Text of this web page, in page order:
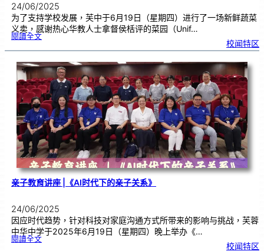
24/06/2025
为了支持学校发展，芙中于6月19日（星期四）进行了一场新鲜蔬菜
义卖，感谢热心华教人士拿督侯栝评的菜园（Unif…
閱讀全文:芙
菜
卖
|邀
您
一
同
支
持
本
地
蔬
菜
校闻特区
亲子教育讲座 |《AI时代下的亲子关系》
24/06/2025
因应时代趋势，针对科技对家庭沟通方式所带来的影响与挑战，芙蓉
中华中学于2025年6月19日（星期四）晚上举办《…
閱讀全文:亲
校闻特区